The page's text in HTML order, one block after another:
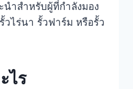
ำสำหรับผู้ที่กำลังมอง
ไร่นา รั้วฟาร์ม หรือรั้ว
ไร